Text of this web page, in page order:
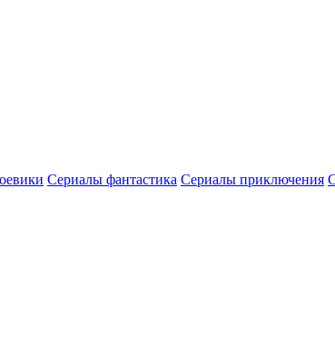
Сериалы фантастика Сериалы приключения